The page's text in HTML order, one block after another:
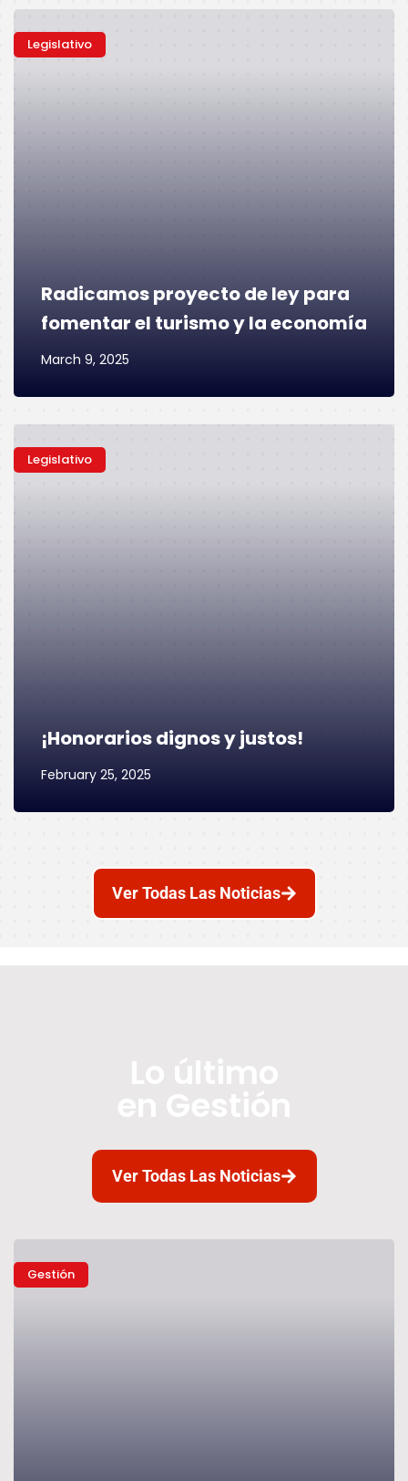
Legislativo
Radicamos proyecto de ley para
fomentar el turismo y la economía
March 9, 2025
Legislativo
¡Honorarios dignos y justos!
February 25, 2025
Ver Todas Las Noticias
Ver Todas Las Noticias
Gestión